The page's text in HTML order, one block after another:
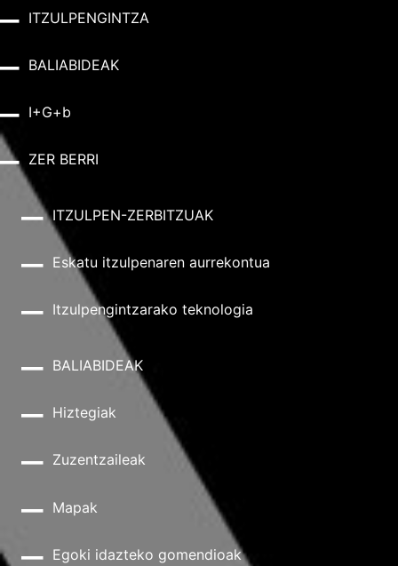
ITZULPENGINTZA
BALIABIDEAK
I+G+b
ZER BERRI
ITZULPEN-ZERBITZUAK
Eskatu itzulpenaren aurrekontua
Itzulpengintzarako teknologia
BALIABIDEAK
Hiztegiak
Zuzentzaileak
Mapak
Egoki idazteko gomendioak